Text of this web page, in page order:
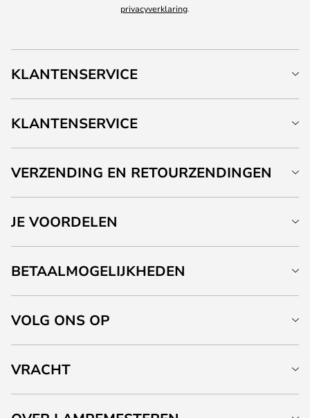
privacyverklaring.
KLANTENSERVICE
KLANTENSERVICE
VERZENDING EN RETOURZENDINGEN
JE VOORDELEN
BETAALMOGELIJKHEDEN
VOLG ONS OP
VRACHT